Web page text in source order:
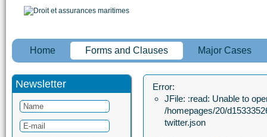
Home Forms and Clauses Major Cases
Newsletter
Error:
JFile: :read: Unable to
/homepages/20/
twitter.json